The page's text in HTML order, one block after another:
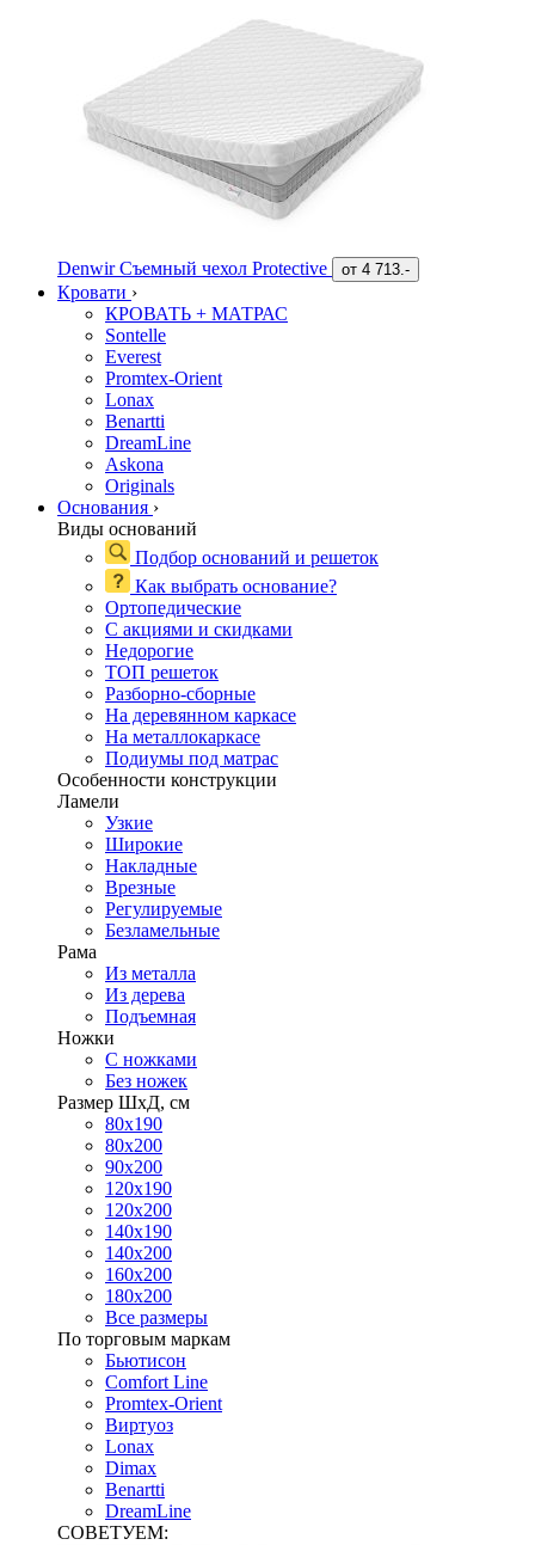
Denwir Съемный чехол Protective от 4 713.-
Кровати ›
КРОВАТЬ + МАТРАС
Sontelle
Everest
Promtex-Orient
Lonax
Benartti
DreamLine
Askona
Originals
Основания ›
Виды оснований
Подбор оснований и решеток
Как выбрать основание?
Ортопедические
С акциями и скидками
Недорогие
ТОП решеток
Разборно-сборные
На деревянном каркасе
На металлокаркасе
Подиумы под матрас
Особенности конструкции
Ламели
Узкие
Широкие
Накладные
Врезные
Регулируемые
Безламельные
Рама
Из металла
Из дерева
Подъемная
Ножки
С ножками
Без ножек
Размер ШхД, см
80х190
80х200
90х200
120х190
120х200
140х190
140х200
160х200
180х200
Все размеры
По торговым маркам
Бьютисон
Comfort Line
Promtex-Orient
Виртуоз
Lonax
Dimax
Benartti
DreamLine
СОВЕТУЕМ: